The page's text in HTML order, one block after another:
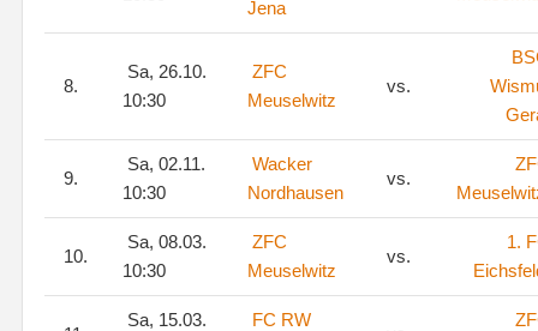
Jena
8.
Sa, 26.10.
10:30
ZFC
Meuselwitz
vs.
9.
Sa, 02.11.
10:30
Wacker
Nordhausen
vs.
10.
Sa, 08.03.
10:30
ZFC
Meuselwitz
vs.
1.
Sa, 15.03.
FC RW